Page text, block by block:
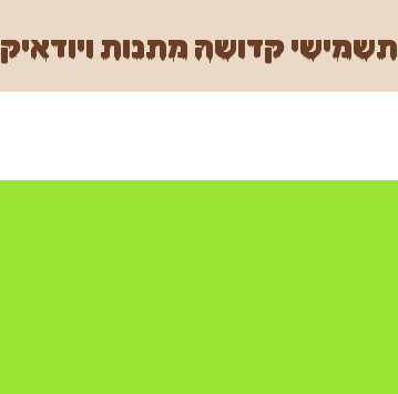
תשמישי קדושה מתנות ויודאיקה